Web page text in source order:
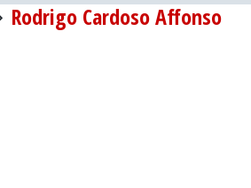
Rodrigo Cardoso Affonso